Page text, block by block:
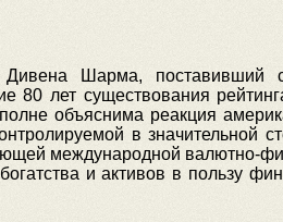
Дивена Шарма, поставивший
80 лет существования
объяснима реакция
в значительной
международной валютно-
и активов в пользу